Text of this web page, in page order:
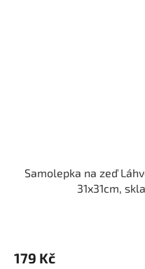
Samolepka na zeď
31x31cm,
179 Kč